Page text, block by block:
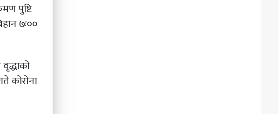
पुष्टि
७ः००
कोरोना